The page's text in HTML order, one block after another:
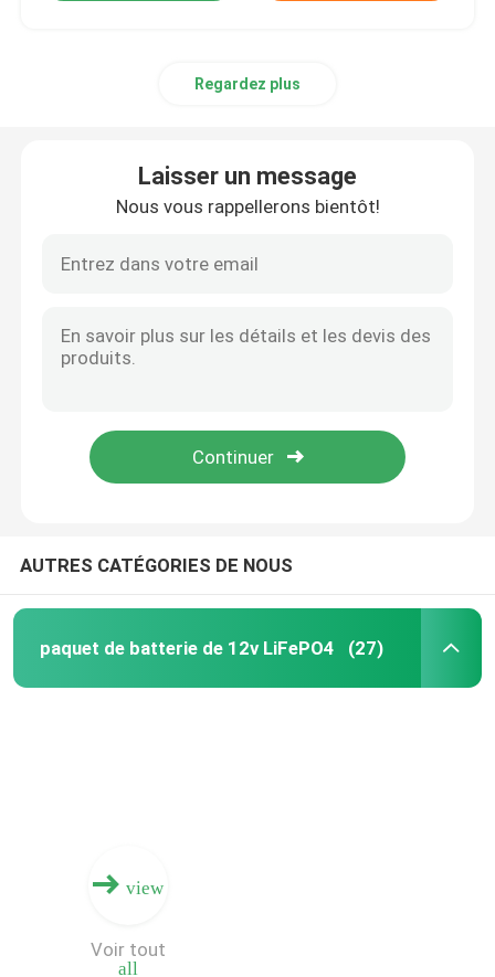
Produits
Regardez plus
Laisser un message
Nous vous rappellerons bientôt!
AUTRES CATÉGORIES DE NOUS
paquet de batterie de 12v LiFePO4 (27)
view
all
Voir tout